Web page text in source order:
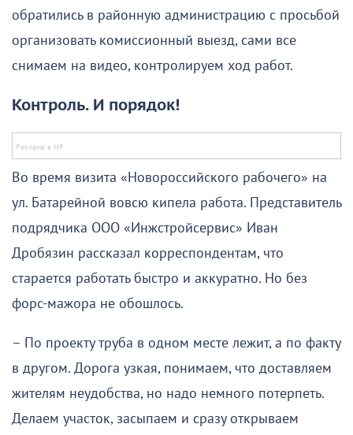
обратились в районную администрацию с просьбой
организовать комиссионный выезд, сами все
снимаем на видео, контролируем ход работ.
Контроль. И порядок!
Во время визита «Новороссийского рабочего» на
ул. Батарейной вовсю кипела работа. Представитель
подрядчика ООО «Инжстройсервис» Иван
Дробязин рассказал корреспондентам, что
старается работать быстро и аккуратно. Но без
форс-мажора не обошлось.
– По проекту труба в одном месте лежит, а по факту
в другом. Дорога узкая, понимаем, что доставляем
жителям неудобства, но надо немного потерпеть.
Делаем участок, засыпаем и сразу открываем